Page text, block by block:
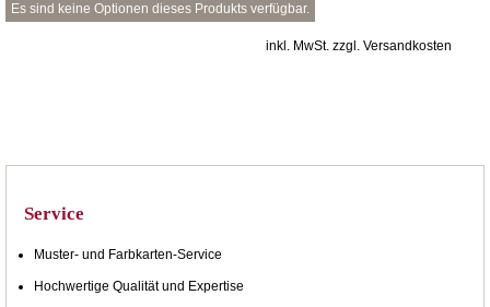
Es sind keine Optionen dieses Produkts verfügbar.
inkl. MwSt. zzgl. Versandkosten
Service
Muster- und Farbkarten-Service
Hochwertige Qualität und Expertise